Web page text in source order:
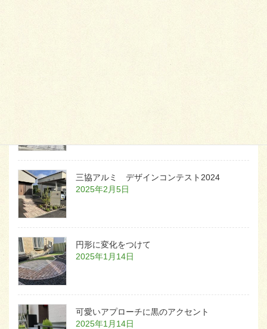
三協アルミ デザインコンテスト2024
2025年2月5日
円形に変化をつけて
2025年1月14日
可愛いアプローチに黒のアクセント
2025年1月14日